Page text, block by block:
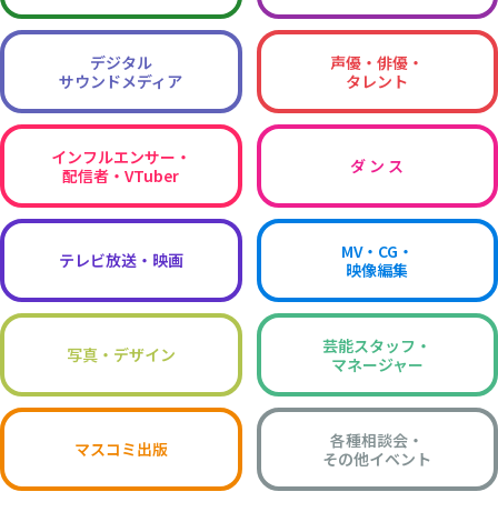
デジタル
サウンドメディア
声優・俳優・
タレント
インフルエンサー・
配信者・VTuber
ダ ン ス
テレビ放送・映画
MV・CG・
映像編集
写真・デザイン
芸能スタッフ・
マネージャー
マスコミ出版
各種相談会・
その他イベント